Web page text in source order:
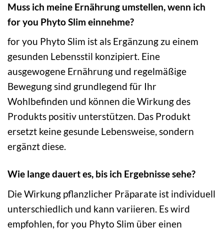
Muss ich meine Ernährung umstellen, wenn ich
for you Phyto Slim einnehme?
for you Phyto Slim ist als Ergänzung zu einem
gesunden Lebensstil konzipiert. Eine
ausgewogene Ernährung und regelmäßige
Bewegung sind grundlegend für Ihr
Wohlbefinden und können die Wirkung des
Produkts positiv unterstützen. Das Produkt
ersetzt keine gesunde Lebensweise, sondern
ergänzt diese.
Wie lange dauert es, bis ich Ergebnisse sehe?
Die Wirkung pflanzlicher Präparate ist individuell
unterschiedlich und kann variieren. Es wird
empfohlen, for you Phyto Slim über einen